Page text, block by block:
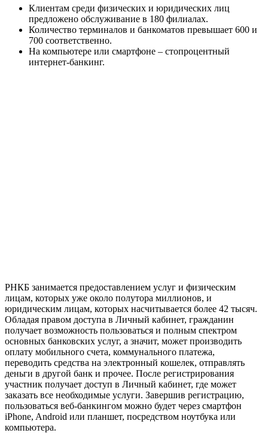
Клиентам среди физических и юридических лиц
предложено обслуживание в 180 филиалах.
Количество терминалов и банкоматов превышает 600 и
700 соответственно.
На компьютере или смартфоне – стопроцентный
интернет-банкинг.
РНКБ занимается предоставлением услуг и физическим
лицам, которых уже около полутора миллионов, и
юридическим лицам, которых насчитывается более 42 тысяч.
Обладая правом доступа в Личный кабинет, гражданин
получает возможность пользоваться и полным спектром
основных банковских услуг, а значит, может производить
оплату мобильного счета, коммунального платежа,
переводить средства на электронный кошелек, отправлять
деньги в другой банк и прочее. После регистрирования
участник получает доступ в Личный кабинет, где может
заказать все необходимые услуги. Завершив регистрацию,
пользоваться веб-банкингом можно будет через смартфон
iPhone, Android или планшет, посредством ноутбука или
компьютера.